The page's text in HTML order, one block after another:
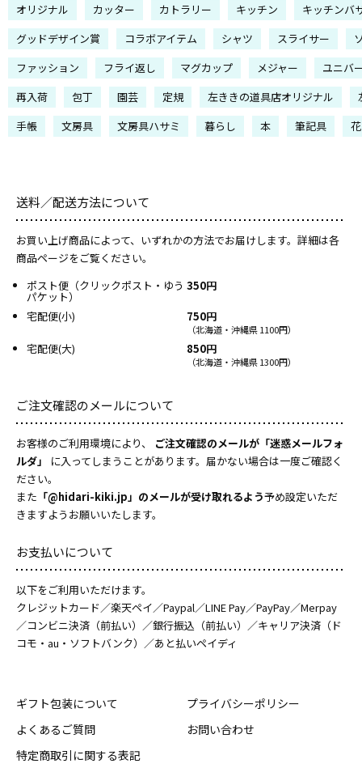
オリジナル
カッター カトラリー キッチン
キッチンバ
グッドデザイン賞
コラボアイテム シャツ スライサー
ファッション
フライ返し マグカップ メジャー
ユニバ
再入荷
包丁 園芸 定規 左ききの道具店オリジナル
手帳
文房具 文房具ハサミ 暮らし 本 筆記具
送料／配送方法について
お買い上げ商品によって、いずれかの方法でお届けします。詳細は各
商品ページをご覧ください。
ポスト便（クリックポスト・ゆう
パケット）
350円
宅配便(小) 750円
（北海道・沖縄県 1100円）
宅配便(大) 850円
（北海道・沖縄県 1300円）
ご注文確認のメールについて
お客様のご利用環境により、
ご注文確認のメールが「迷惑メールフォ
ルダ」
に入ってしまうことがあります。届かない場合は一度ご確認く
ださい。
また 「@hidari-kiki.jp」のメールが受け取れるよう予め設定いただ
きますようお願いいたします。
お支払いについて
以下をご利用いただけます。
クレジットカード／楽天ペイ／Paypal／LINE Pay／PayPay／Merpay
／コンビニ決済（前払い）／銀行振込（前払い）／キャリア決済（ド
コモ・au・ソフトバンク）／あと払いペイディ
ギフト包装について
よくあるご質問
特定商取引に関する表記
プライバシーポリシー
お問い合わせ